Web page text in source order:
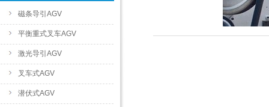
磁条导引AGV
平衡重式叉车AGV
激光导引AGV
叉车式AGV
潜伏式AGV